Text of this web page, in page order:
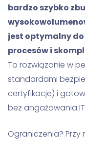
bardzo szybko
jest optymalny do
procesów i
To rozwiązanie w
standardami
certyfikacje) i
bez angażowania
Ograniczenia?